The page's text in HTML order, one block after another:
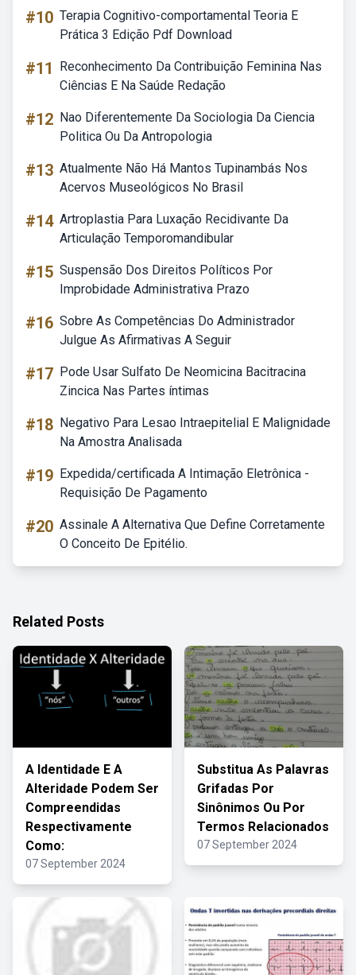
#10 Terapia Cognitivo-comportamental Teoria E
Prática 3 Edição Pdf Download
#11
Reconhecimento Da Contribuição Feminina Nas
Ciências E Na Saúde Redação
#12 Nao Diferentemente Da Sociologia Da Ciencia
Politica Ou Da Antropologia
#13 Atualmente Não Há Mantos Tupinambás Nos
Acervos Museológicos No Brasil
#14 Artroplastia Para Luxação Recidivante Da
Articulação Temporomandibular
#15 Suspensão Dos Direitos Políticos Por
Improbidade Administrativa Prazo
#16 Sobre As Competências Do Administrador
Julgue As Afirmativas A Seguir
#17 Pode Usar Sulfato De Neomicina Bacitracina
Zincica Nas Partes íntimas
#18 Negativo Para Lesao Intraepitelial E Malignidade
Na Amostra Analisada
#19 Expedida/certificada A Intimação Eletrônica -
Requisição De Pagamento
#20 Assinale A Alternativa Que Define Corretamente
O Conceito De Epitélio.
Related Posts
A Identidade E A
Alteridade Podem Ser
Compreendidas
Respectivamente
Como:
07 September 2024
Substitua As Palavras
Grifadas Por
Sinônimos Ou Por
Termos Relacionados
07 September 2024